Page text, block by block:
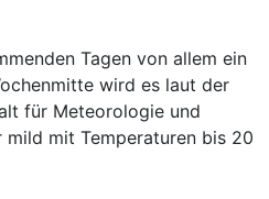
Tagen von allem ein
wird es laut der
für Meteorologie und
mild mit Temperaturen bis 20